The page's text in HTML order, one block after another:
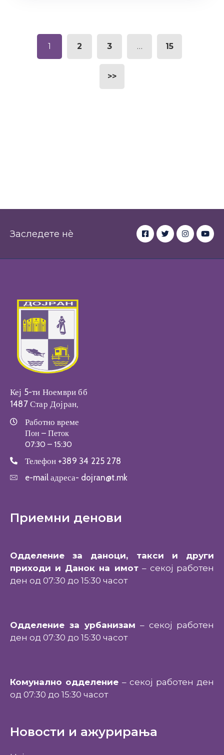
1 2 3 … 15
>>
Заследете нè
Кеј 5-ти Ноември бб
1487 Стар Дојран,
Работно време
Пон – Петок
07:30 – 15:30
Телефон +389 34 225 278
e-mail адреса- dojran@t.mk
Приемни денови
Одделение за даноци, такси и други
приходи и Данок на имот– секој работен
ден од 07:30 до 15:30 часот
Одделение за урбанизам – секој работен
ден од 07:30 до 15:30 часот
Комунално одделение – секој работен ден
од 07:30 до 15:30 часот
Новости и ажурирања